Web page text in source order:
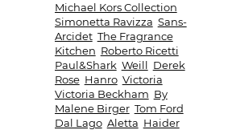
Michael Kors Collection
Simonetta Ravizza Sans-
Arcidet The Fragrance
Kitchen Roberto Ricetti
Paul&Shark Weill Derek
Rose Hanro Victoria
Victoria Beckham By
Malene Birger Tom Ford
Dal Lago Aletta Haider